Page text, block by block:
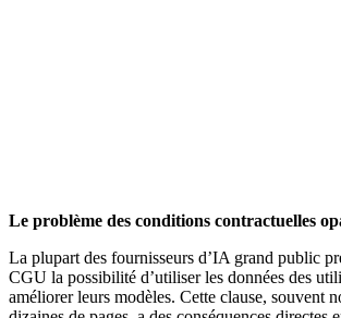
Le problème des conditions contractuelles
La plupart des fournisseurs d’IA grand public
CGU la possibilité d’utiliser les données des
améliorer leurs modèles. Cette clause, souvent